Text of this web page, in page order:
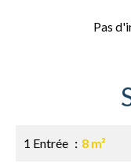
Pas
1 Entrée 8 m²